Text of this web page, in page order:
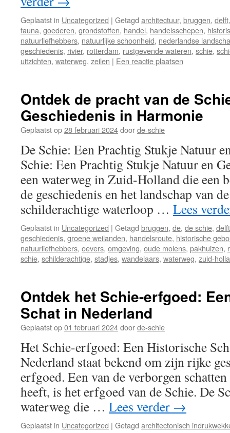
Geplaatst in Uncategorized | Getagd architectuur, bruggen, delft
fauna, goederen, grondstoffen, handel, handelsschepen,
natuurliefhebbers, natuurlijke schoonheid, nederlandse
geschiedenis, rivier, rotterdam, rustgevende wateren, schie,
uitzichten, waterweg, zeilen | Een reactie plaatsen
Ontdek de pracht van de
Geschiedenis in Harmonie
Geplaatst op28 februari 2024doorde-schie
De Schie: Een Prachtig Stukje Natuur
Schie: Een Prachtig Stukje Natuur en
een waterweg in Zuid-Holland die een
de geschiedenis en het landschap van
schilderachtige waterloop … Lees
Geplaatst in Uncategorized | Getagd bruggen, de, de schie, delft
geschiedenis, groene weilanden, handelsroute, historische
natuurliefhebbers, oevers, omgeving, oude molens, pakhuizen,
schie, schilderachtige, stadjes, wandelaars, waterweg, zuid-
Ontdek het Schie-erfgoed:
Schat in Nederland
Geplaatst op01 februari 2024doorde-schie
Het Schie-erfgoed: Een Historische
Nederland staat bekend om zijn rijke
erfgoed. Een van de verborgen
heeft, is het erfgoed van de Schie. De
waterweg die … Lees verder →
Geplaatst in Uncategorized | Getagd architectonisch